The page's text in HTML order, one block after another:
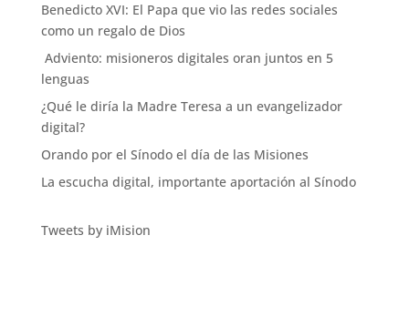
Benedicto XVI: El Papa que vio las redes sociales
como un regalo de Dios
Adviento: misioneros digitales oran juntos en 5
lenguas
¿Qué le diría la Madre Teresa a un evangelizador
digital?
Orando por el Sínodo el día de las Misiones
La escucha digital, importante aportación al Sínodo
Tweets by iMision